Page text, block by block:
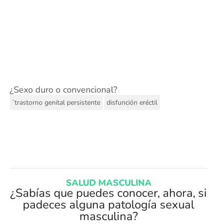
¿Sexo duro o convencional?
´trastorno genital persistente disfunción eréctil
SALUD MASCULINA
¿Sabías que puedes conocer, ahora, si
padeces alguna patología sexual
masculina?